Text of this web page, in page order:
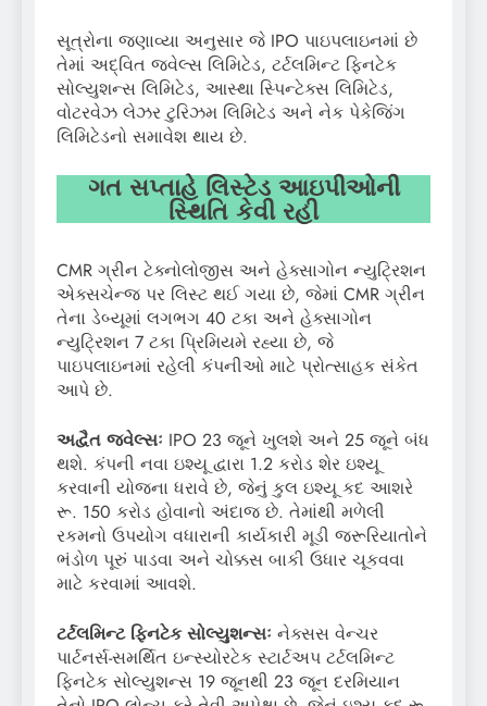
સૂત્રોના જણાવ્યા અનુસાર જે IPO પાઇપલાઇનમાં છે
તેમાં અદ્વિત જ્વેલ્સ લિમિટેડ, ટર્ટલમિન્ટ ફિનટેક
સોલ્યુશન્સ લિમિટેડ, આસ્થા સ્પિન્ટેક્સ લિમિટેડ,
વોટરવેઝ લેઝર ટુરિઝમ લિમિટેડ અને નેક પેકેજિંગ
લિમિટેડનો સમાવેશ થાય છે.
ગત સપ્તાહે લિસ્ટેડ આઇપીઓની
સ્થિતિ કેવી રહી
CMR ગ્રીન ટેક્નોલોજીસ અને હેક્સાગોન ન્યુટ્રિશન
એક્સચેન્જ પર લિસ્ટ થઈ ગયા છે, જેમાં CMR ગ્રીન
તેના ડેબ્યૂમાં લગભગ 40 ટકા અને હેક્સાગોન
ન્યુટ્રિશન 7 ટકા પ્રિમિયમે રહ્યા છે, જે
પાઇપલાઇનમાં રહેલી કંપનીઓ માટે પ્રોત્સાહક સંકેત
આપે છે.
અદ્વૈત જ્વેલ્સઃ IPO 23 જૂને ખુલશે અને 25 જૂને બંધ
થશે. કંપની નવા ઇશ્યૂ દ્વારા 1.2 કરોડ શેર ઇશ્યૂ
કરવાની યોજના ધરાવે છે, જેનું કુલ ઇશ્યૂ કદ આશરે
રૂ. 150 કરોડ હોવાનો અંદાજ છે. તેમાંથી મળેલી
રકમનો ઉપયોગ વધારાની કાર્યકારી મૂડી જરૂરિયાતોને
ભંડોળ પૂરું પાડવા અને ચોક્કસ બાકી ઉધાર ચૂકવવા
માટે કરવામાં આવશે.
ટર્ટલમિન્ટ ફિનટેક સોલ્યુશન્સઃ નેક્સસ વેન્ચર
પાર્ટનર્સ-સમર્થિત ઇન્સ્યોરટેક સ્ટાર્ટઅપ ટર્ટલમિન્ટ
ફિનટેક સોલ્યુશન્સ 19 જૂનથી 23 જૂન દરમિયાન